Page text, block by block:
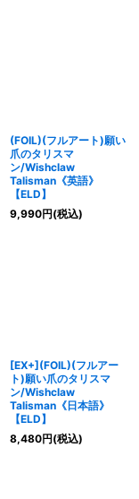
(FOIL)(フルアート)願い
爪のタリスマ
ン/Wishclaw
Talisman《英語》
【ELD】
9,990円(税込)
[EX+](FOIL)(フルアー
ト)願い爪のタリスマ
ン/Wishclaw
Talisman《日本語》
【ELD】
8,480円(税込)